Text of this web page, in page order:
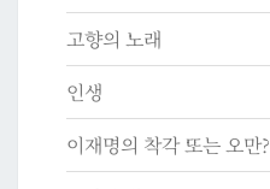
고향의 노래
인생
이재명의 착각 또는 오만?